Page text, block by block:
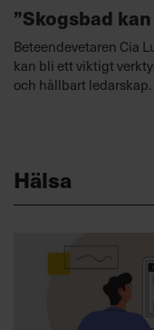
”Skogsbad
Beteendevetaren Cia
kan bli ett viktigt
och hållbart ledarskap.
Hälsa